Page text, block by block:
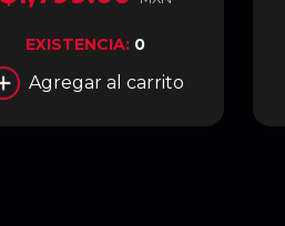
EXISTENCIA: 0
Agregar al carrito